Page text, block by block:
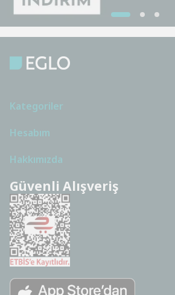
Kategoriler
Hesabım
Hakkımızda
Güvenli Alışveriş